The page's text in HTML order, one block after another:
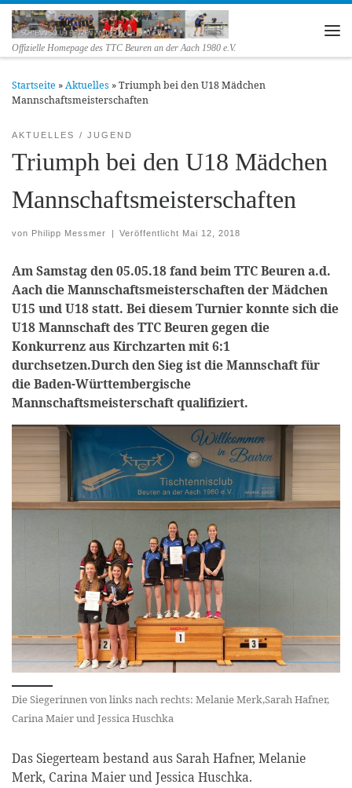
Zum Inhalt springen
Offizielle Homepage des TTC Beuren an der Aach 1980 e.V.
Startseite »Aktuelles »Triumph bei den U18 Mädchen
Mannschaftsmeisterschaften
AKTUELLES JUGEND
Triumph bei den U18 Mädchen
Mannschaftsmeisterschaften
von Philipp Messmer Veröffentlicht Mai 12, 2018
Am Samstag den 05.05.18 fand beim TTC Beuren a.d.
Aach die Mannschaftsmeisterschaften der Mädchen
U15 und U18 statt. Bei diesem Turnier konnte sich die
U18 Mannschaft des TTC Beuren gegen die
Konkurrenz aus Kirchzarten mit 6:1
durchsetzen.Durch den Sieg ist die Mannschaft für
die Baden-Württembergische
Mannschaftsmeisterschaft qualifiziert.
Die Siegerinnen von links nach rechts: Melanie Merk,Sarah Hafner,
Carina Maier und Jessica Huschka
Das Siegerteam bestand aus Sarah Hafner, Melanie
Merk, Carina Maier und Jessica Huschka.